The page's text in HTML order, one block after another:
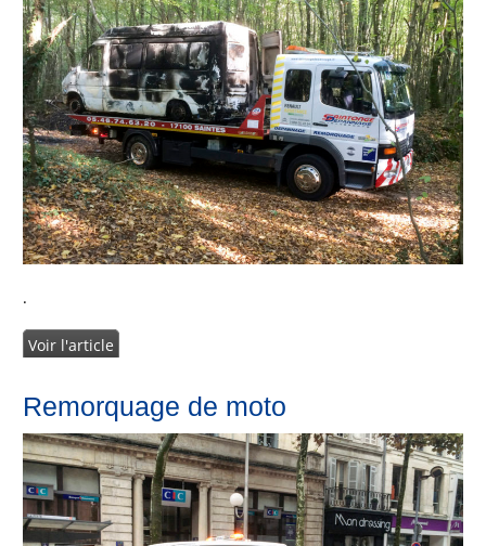
.
Voir l'article
Remorquage de moto